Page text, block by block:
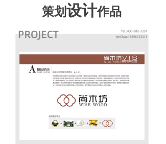
策划设计作品